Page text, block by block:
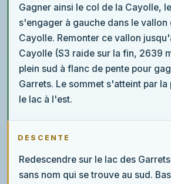
Gagner ainsi le col de la Cayolle,
s'engager à gauche dans le vallon de la Petite
Cayolle. Remonter ce vallon
Cayolle (S3 raide sur la fin, 2639 m). Du col,
plein sud à flanc de pente pour
Garrets. Le sommet s'atteint par
le lac à l'est.
DESCENTE
Redescendre sur le lac des
sans nom qui se trouve au sud. Basculer par une